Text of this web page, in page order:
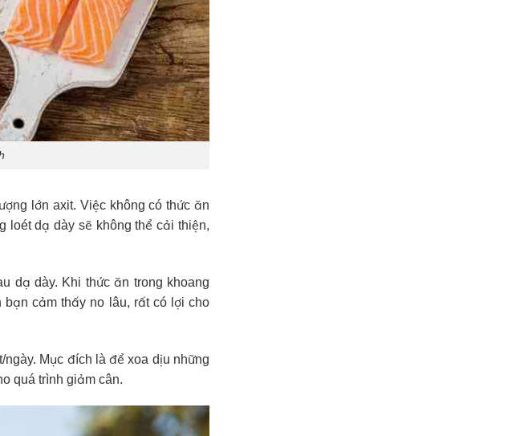
lớn axit. Việc không có thức ăn
loét dạ dày sẽ không thể cải thiện,
dạ dày. Khi thức ăn trong khoang
cảm thấy no lâu, rất có lợi cho
Mục đích là để xoa dịu những
quá trình giảm cân.